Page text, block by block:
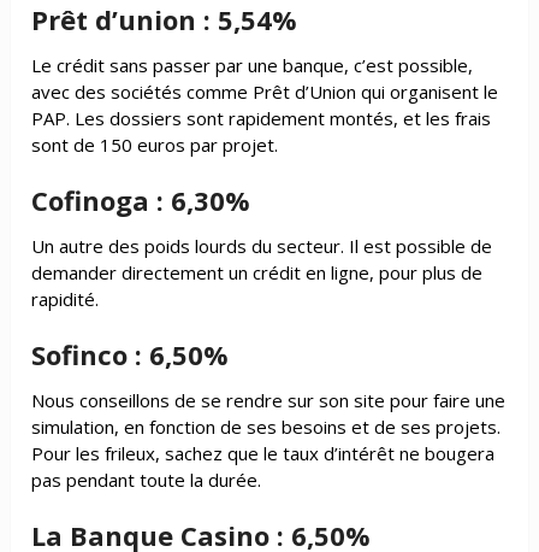
Prêt d’union : 5,54%
Le crédit sans passer par une banque, c’est possible,
avec des sociétés comme Prêt d’Union qui organisent le
PAP. Les dossiers sont rapidement montés, et les frais
sont de 150 euros par projet.
Cofinoga : 6,30%
Un autre des poids lourds du secteur. Il est possible de
demander directement un crédit en ligne, pour plus de
rapidité.
Sofinco : 6,50%
Nous conseillons de se rendre sur son site pour faire une
simulation, en fonction de ses besoins et de ses projets.
Pour les frileux, sachez que le taux d’intérêt ne bougera
pas pendant toute la durée.
La Banque Casino : 6,50%